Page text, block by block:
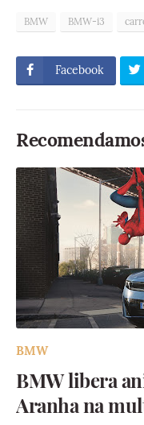
BMW BMW-i3
Facebook
BMW
BMW libera
Aranha na